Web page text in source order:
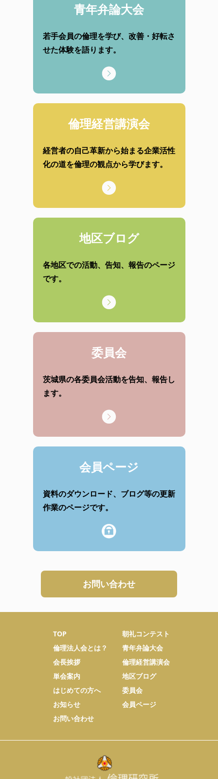
青年弁論大会
若手会員の倫理を学び、改善・好転さ
せた体験を語ります。
倫理経営講演会
経営者の自己革新から始まる企業活性
化の道を倫理の観点から学びます。
地区ブログ
各地区での活動、告知、報告のページ
です。
委員会
茨城県の各委員会活動を告知、報告し
ます。
会員ページ
資料のダウンロード、ブログ等の更新
作業のページです。
お問い合わせ
TOP
倫理法人会とは？
会長挨拶
単会案内
はじめての方へ
お知らせ
お問い合わせ
朝礼コンテスト
青年弁論大会
倫理経営講演会
地区ブログ
委員会
会員ページ